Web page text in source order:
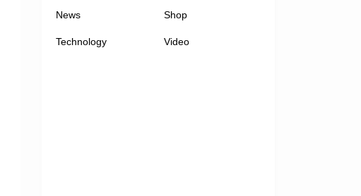
News Shop
Technology Video